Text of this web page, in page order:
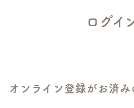
ログイ
オンライン登録がお済み